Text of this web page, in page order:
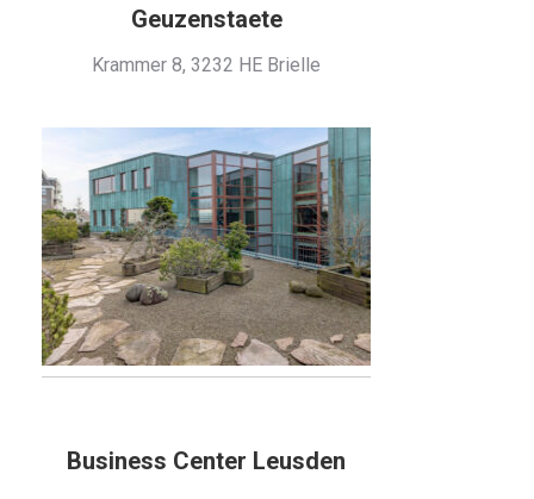
Geuzenstaete
Krammer 8, 3232 HE Brielle
Business Center Leusden